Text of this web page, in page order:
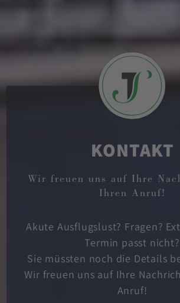
KONTAKT
Wir freuen uns auf Ihre
Ihren Anruf!
Akute Ausflugslust? Fragen?
Termin passt nicht?
Sie müssten noch die Details
Wir freuen uns auf Ihre
Anruf!